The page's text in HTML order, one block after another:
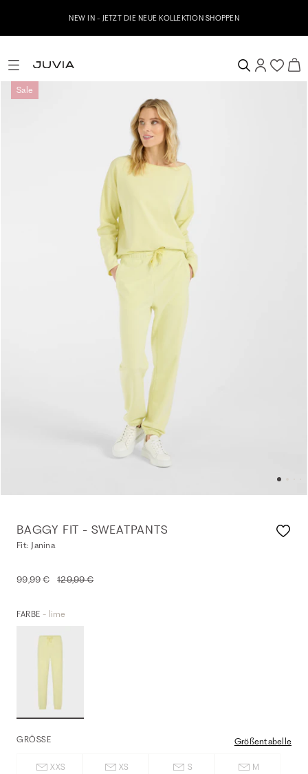
NEW IN - JETZT DIE NEUE KOLLEKTION SHOPPEN
Sale
BAGGY FIT - SWEATPANTS
Fit: Janina
99,99 € 129,99 €
FARBE - lime
GRÖSSE Größentabelle
XXS XS S M